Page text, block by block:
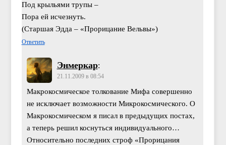
Под крыльями трупы –
Пора ей исчезнуть.
(Старшая Эдда – «Прорицание Вельвы»)
Ответить
Энмеркар:
21.11.2009 в 08:54
Макрокосмическое толкование Мифа совершенно
не исключает возможности Микрокосмического. О
Макрокосмическом я писал в предыдущих постах,
а теперь решил коснуться индивидуального…
Относительно последних строф «Прорицания